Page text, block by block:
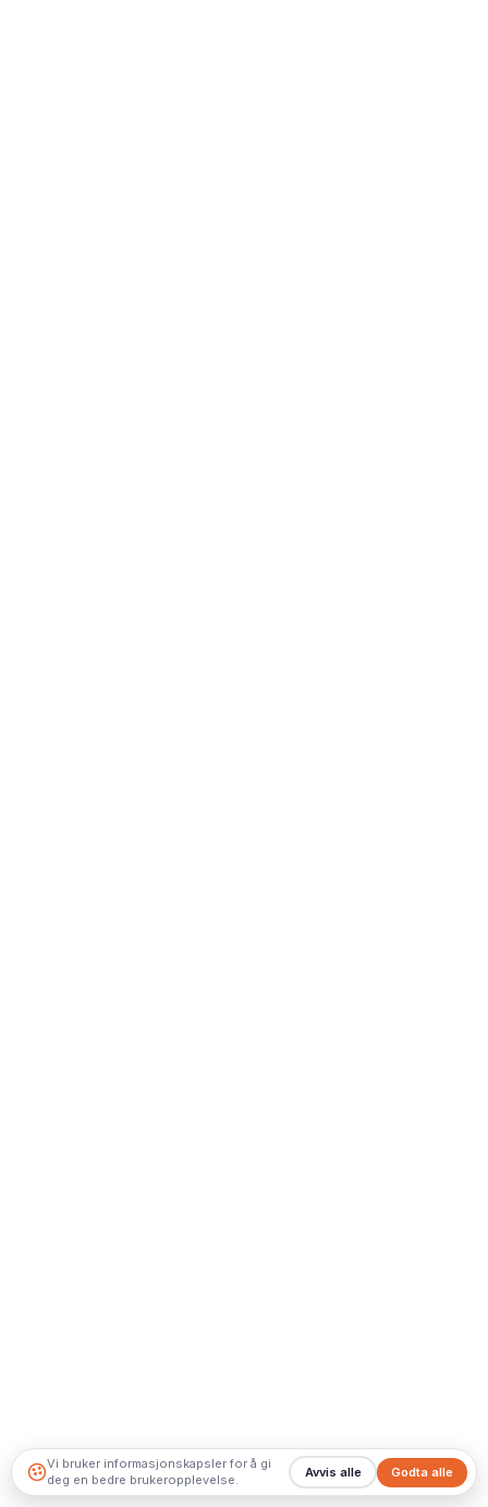
Vi bruker informasjonskapsler for å gi
deg en bedre brukeropplevelse.
Godta alle
Avvis alle